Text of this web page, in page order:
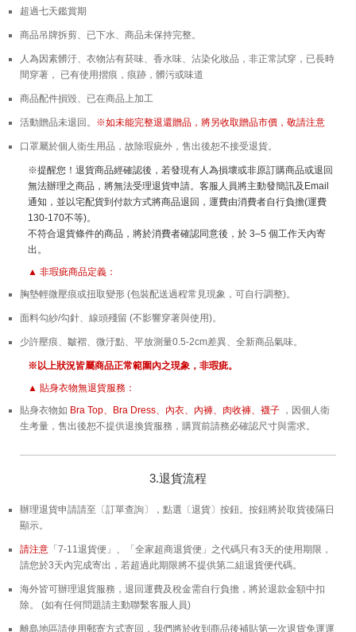
超過七天鑑賞期
商品吊牌拆剪、已下水、商品未保持完整。
人為因素髒汙、衣物沾有菸味、香水味、沾染化妝品，非正常試穿，已長時
間穿著， 已有使用摺痕，痕跡，髒污或味道
商品配件損毀、已在商品上加工
活動贈品未退回。 ※如未能完整退還贈品，將另收取贈品市價，敬請注意
口罩屬於個人衛生用品，故除瑕疵外，售出後恕不接受退貨。
※提醒您！退貨商品經確認後，若發現有人為損壞或非原訂購商品或退回
無法辦理之商品，將無法受理退貨申請。客服人員將主動發簡訊及Email
通知，並以宅配貨到付款方式將商品退回，運費由消費者自行負擔(運費
130-170不等)。
不符合退貨條件的商品，將於消費者確認同意後，於 3–5 個工作天內寄
出。
▲ 非瑕疵商品定義：
胸墊輕微壓痕或扭取變形 (包裝配送過程常見現象，可自行調整)。
面料勾紗/勾針、線頭殘留 (不影響穿著與使用)。
少許壓痕、皺褶、微汙點、平放測量0.5-2cm差異、全新商品氣味。
※以上狀況皆屬商品正常範圍內之現象，非瑕疵。
▲ 貼身衣物無退貨服務：
貼身衣物如 Bra Top、Bra Dress、內衣、內褲、肉收褲、襪子 ，因個人衛
生考量，售出後恕不提供退換貨服務，購買前請務必確認尺寸與需求。
3.退貨流程
辦理退貨申請請至〔訂單查詢〕，點選〔退貨〕按鈕。按鈕將於取貨後隔日
顯示。
請注意 「7-11退貨便」、「全家超商退貨便」之代碼只有3天的使用期限，
請您於3天內完成寄出，若超過此期限將不提供第二組退貨便代碼。
海外皆可辦理退貨服務，退回運費及稅金需自行負擔，將於退款金額中扣
除。 (如有任何問題請主動聯繫客服人員)
離島地區請使用郵寄方式寄回，我們將於收到商品後補貼第一次退貨免運運